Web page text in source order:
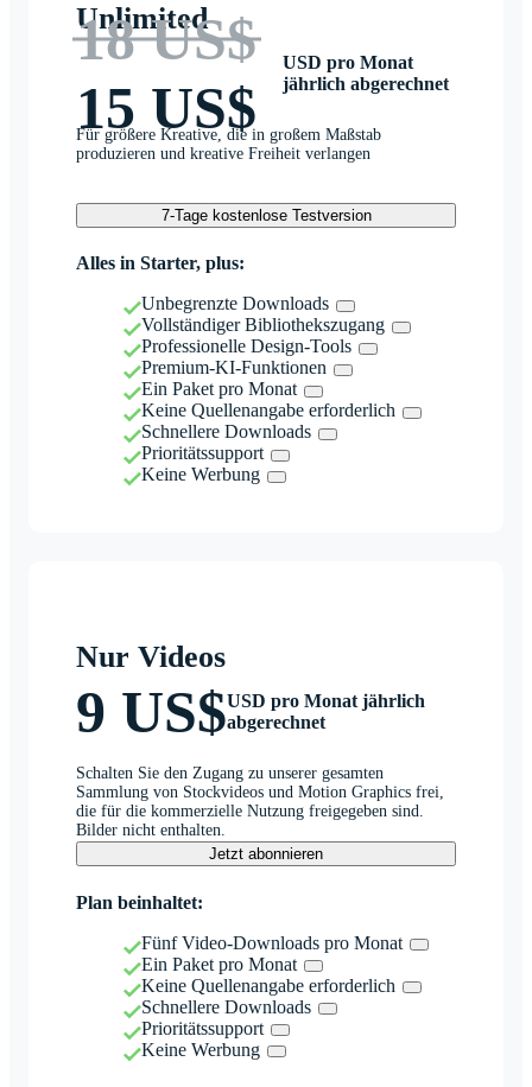
Unlimited
18 US$
15 US$
USD pro Monat
jährlich abgerechnet
Für größere Kreative, die in großem Maßstab
produzieren und kreative Freiheit verlangen
7-Tage kostenlose Testversion
Alles in Starter, plus:
Unbegrenzte Downloads
Vollständiger Bibliothekszugang
Professionelle Design-Tools
Premium-KI-Funktionen
Ein Paket pro Monat
Keine Quellenangabe erforderlich
Schnellere Downloads
Prioritätssupport
Keine Werbung
Nur Videos
9 US$USD pro Monat jährlich
abgerechnet
Schalten Sie den Zugang zu unserer gesamten
Sammlung von Stockvideos und Motion Graphics frei,
die für die kommerzielle Nutzung freigegeben sind.
Bilder nicht enthalten.
Jetzt abonnieren
Plan beinhaltet:
Fünf Video-Downloads pro Monat
Ein Paket pro Monat
Keine Quellenangabe erforderlich
Schnellere Downloads
Prioritätssupport
Keine Werbung